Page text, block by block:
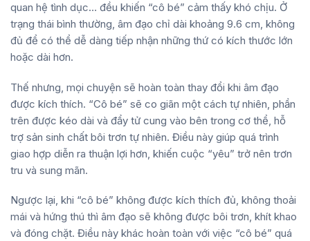
quan hệ tình dục… đều khiến “cô bé” cảm thấy khó chịu. Ở
trạng thái bình thường, âm đạo chỉ dài khoảng 9.6 cm, không
đủ để có thể dễ dàng tiếp nhận những thứ có kích thước lớn
hoặc dài hơn.
Thế nhưng, mọi chuyện sẽ hoàn toàn thay đổi khi âm đạo
được kích thích. “Cô bé” sẽ co giãn một cách tự nhiên, phần
trên được kéo dài và đẩy tử cung vào bên trong cơ thể, hỗ
trợ sản sinh chất bôi trơn tự nhiên. Điều này giúp quá trình
giao hợp diễn ra thuận lợi hơn, khiến cuộc “yêu” trở nên trơn
tru và sung mãn.
Ngược lại, khi “cô bé” không được kích thích đủ, không thoải
mái và hứng thú thì âm đạo sẽ không được bôi trơn, khít khao
và đóng chặt. Điều này khác hoàn toàn với việc “cô bé” quá